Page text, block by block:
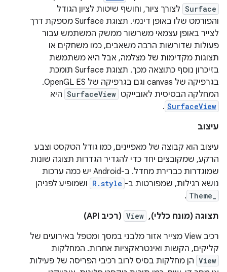
Surface לצורך ציור, וחושף שיטות לציון הגודל
והפורמט שלו באופן דינמי. תצוגת Surface מספקת דרך
לצייר באופן עצמאי משרשור ממשק המשתמש עבור
פעולות שדורשות הרבה משאבים, כמו משחקים או
תצוגות מקדימות של מצלמה, אבל היא משתמשת
בזיכרון נוסף כתוצאה מכך. תצוגת Surface תומכת
בגרפיקה של canvas וגם בגרפיקה של OpenGL ES.
המחלקה הבסיסית לאובייקט SurfaceView היא
SurfaceView
.
עיצוב
עיצוב הוא קבוצה של מאפיינים, כמו גודל הטקסט וצבע
הרקע, שמקובצים יחד כדי להגדיר הגדרות תצוגה שונות
שמוגדרות כברירת מחדל. ב-Android יש כמה ערכות
נושא רגילות, שמפורטות ב- R.style ושמופיע לפניהן
Theme_
.
תצוגה (מונח כללי), View (רכיב API)
רכיב View מצייר אזור מלבני במסך ומטפל באירועים של
קליקים, הקשות ואינטראקציות אחרות. המחלקות
View הן מחלקות בסיס לרוב רכיבי הפריסה של פעילות